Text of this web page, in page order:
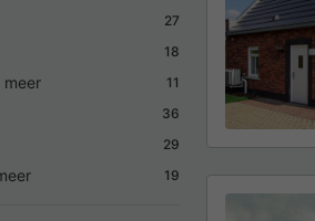
27
18
meer 11
36
29
19